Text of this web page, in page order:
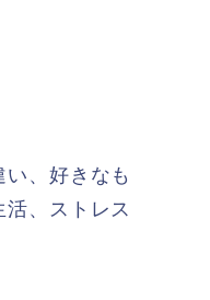
、好きなも
、ストレス